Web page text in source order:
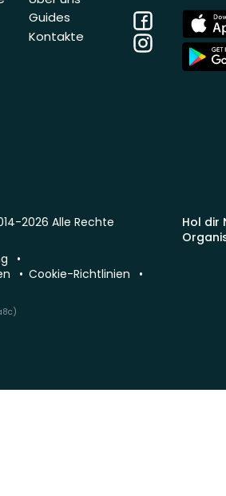
Guides
Kontakte
Facebook
Instagram
App
Store
App
Store
Hol dir
2026 Alle Rechte
Cookie-Richtlinien